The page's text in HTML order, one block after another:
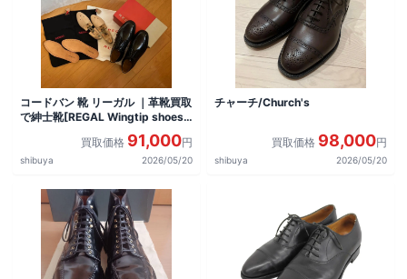
コードバン 靴 リーガル ｜革靴買取
で紳士靴[REGAL Wingtip shoes]
買取価格 91,000円
shibuya 2026/05/20
チャーチ/Church's
買取価格 98,000円
shibuya 2026/05/20